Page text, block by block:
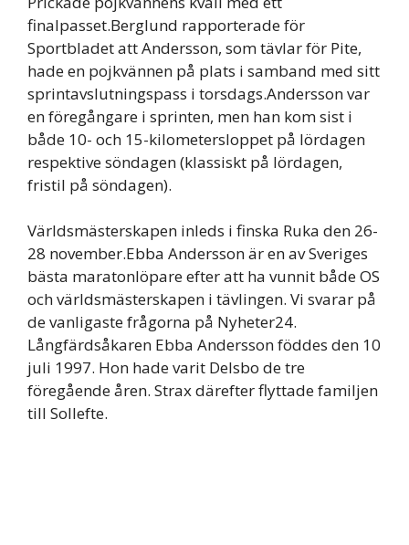
finalpasset.Berglund rapporterade för
Sportbladet att Andersson, som tävlar för Pite,
hade en pojkvännen på plats i samband med sitt
sprintavslutningspass i torsdags.Andersson var
en föregångare i sprinten, men han kom sist i
både 10- och 15-kilometersloppet på lördagen
respektive söndagen (klassiskt på lördagen,
fristil på söndagen).
Världsmästerskapen inleds i finska Ruka den 26-
28 november.Ebba Andersson är en av Sveriges
bästa maratonlöpare efter att ha vunnit både OS
och världsmästerskapen i tävlingen. Vi svarar på
de vanligaste frågorna på Nyheter24.
Långfärdsåkaren Ebba Andersson föddes den 10
juli 1997. Hon hade varit Delsbo de tre
föregående åren. Strax därefter flyttade familjen
till Sollefte.